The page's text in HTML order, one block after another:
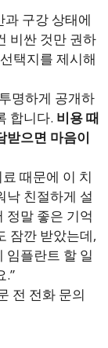
과 구강 상태에
비싼 것만 권하
택지를 제시해
명하게 공개하
합니다. 비용 때
받으면 마음이
때문에 이 치
낙 친절하게 설
정말 좋은 기억
잠깐 받았는데,
임플란트 할 일
.”
전 전화 문의